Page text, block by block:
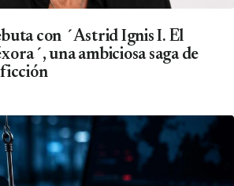
con ´Astrid Ignis I. El
una ambiciosa saga de
ficción